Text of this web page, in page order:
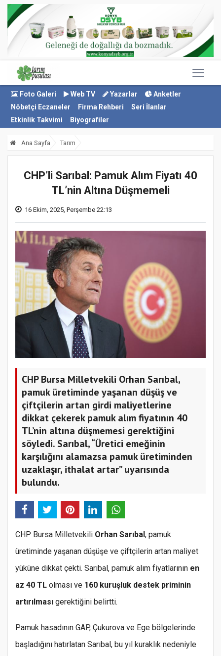
Foto Galeri Web TV Yazarlar
Anketler
Nöbetçi Eczaneler
Firma Rehberi
Seri İlanlar
Etkinlik Takvimi
Biyografiler
Ana Sayfa Tarım
CHP’li Sarıbal: Pamuk Alım Fiyatı 40
TL’nin Altına Düşmemeli
16 Ekim, 2025, Perşembe 22:13
CHP Bursa Milletvekili Orhan Sarıbal,
pamuk üretiminde yaşanan düşüş ve
çiftçilerin artan girdi maliyetlerine
dikkat çekerek pamuk alım fiyatının 40
TL’nin altına düşmemesi gerektiğini
söyledi. Sarıbal, “Üretici emeğinin
karşılığını alamazsa pamuk üretiminden
uzaklaşır, ithalat artar” uyarısında
bulundu.
CHP Bursa Milletvekili Orhan Sarıbal , pamuk
üretiminde yaşanan düşüşe ve çiftçilerin artan maliyet
yüküne dikkat çekti. Sarıbal, pamuk alım fiyatlarının en
az 40 TL olması ve 160 kuruşluk destek priminin
artırılması gerektiğini belirtti.
Pamuk hasadının GAP, Çukurova ve Ege bölgelerinde
başladığını hatırlatan Sarıbal, bu yıl kuraklık nedeniyle